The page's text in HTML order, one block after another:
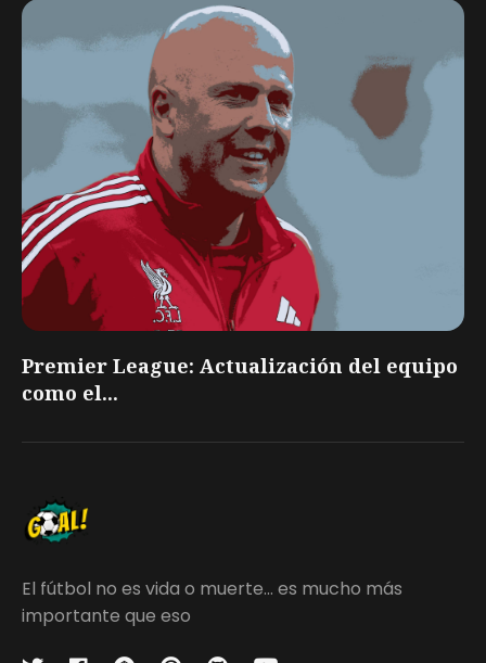
Premier League: Actualización del equipo
como el...
El fútbol no es vida o muerte... es mucho más
importante que eso